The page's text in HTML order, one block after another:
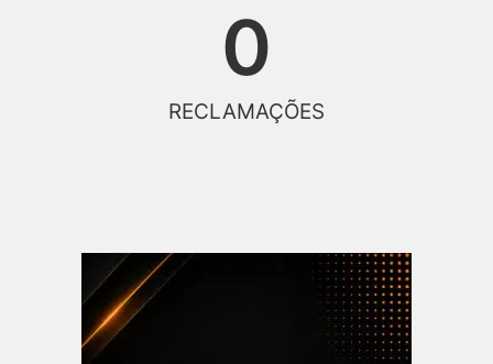
RECLAMAÇÕES
0